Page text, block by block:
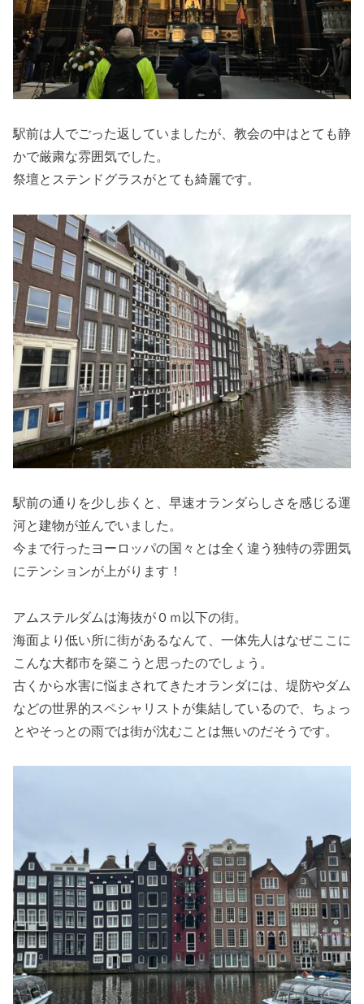
駅前は人でごった返していましたが、教会の中はとても静
かで厳粛な雰囲気でした。
祭壇とステンドグラスがとても綺麗です。
駅前の通りを少し歩くと、早速オランダらしさを感じる運
河と建物が並んでいました。
今まで行ったヨーロッパの国々とは全く違う独特の雰囲気
にテンションが上がります！
アムステルダムは海抜が０ｍ以下の街。
海面より低い所に街があるなんて、一体先人はなぜここに
こんな大都市を築こうと思ったのでしょう。
古くから水害に悩まされてきたオランダには、堤防やダム
などの世界的スペシャリストが集結しているので、ちょっ
とやそっとの雨では街が沈むことは無いのだそうです。